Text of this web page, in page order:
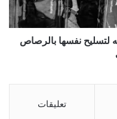
لتسليح نفسها بالرصاص
تعليقات